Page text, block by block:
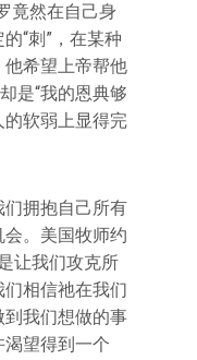
竟然在自己身
“刺”，在某种
希望上帝帮他
是“我的恩典够
软弱上显得完
拥抱自己所有
。美国牧师约
让我们攻克所
相信祂在我们
我们想做的事
望得到一个